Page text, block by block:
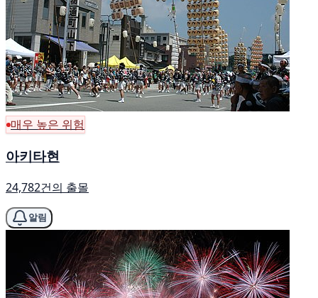
매우 높은 위험
아키타현
24,782건의 출몰
알림